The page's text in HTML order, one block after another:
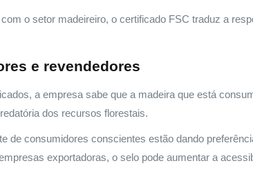
o setor madeireiro, o certificado FSC traduz a
e revendedores
a empresa sabe que a madeira que está
dos recursos florestais.
de consumidores conscientes estão dando
exportadoras, o selo pode aumentar a